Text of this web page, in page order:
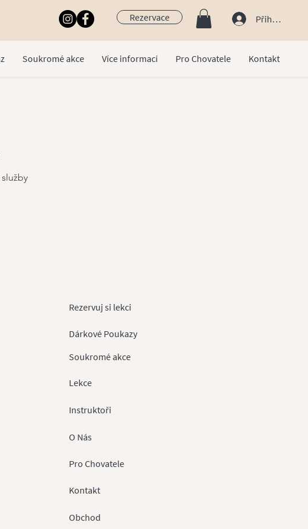
Rezervace Přihlásit se
Soukromé akce Více informací Pro Chovatele Kontakt
Rezervuj si lekci
Dárkové Poukazy
Soukromé akce
Lekce
Instruktoři
O Nás
Pro Chovatele
Kontakt
Obchod